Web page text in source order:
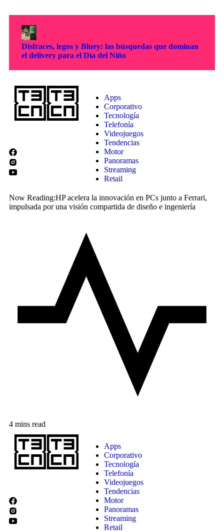
Disfraces, legos y Bluey: las búsquedas que dominan
el delivery para el Día del Niño
Apps
Corporativo
Tecnología
Telefonía
Videojuegos
Tendencias
Motor
Panoramas
Streaming
Retail
Now Reading:HP acelera la innovación en PCs junto a Ferrari,
impulsada por una visión compartida de diseño e ingeniería
4 mins read
Apps
Corporativo
Tecnología
Telefonía
Videojuegos
Tendencias
Motor
Panoramas
Streaming
Retail